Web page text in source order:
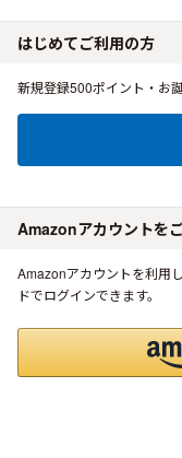
はじめてご利用の方
新規登録500ポイント・お
Amazonアカウントを
Amazonアカウントを利用
ドでログインできます。